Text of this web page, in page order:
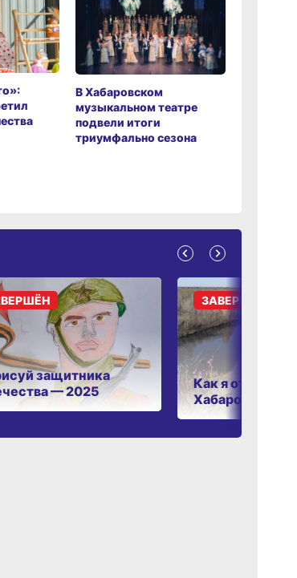
В Хабаровском
музыкальном театре
подвели итоги
триумфально сезона
защитника
— 2025
Как я отдыхаю в
Хабаровском
ЗАВЕРШЁН